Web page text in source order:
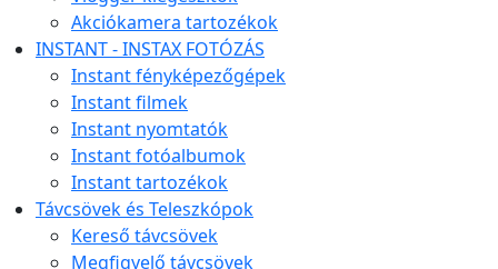
Akciókamera tartozékok
INSTANT - INSTAX FOTÓZÁS
Instant fényképezőgépek
Instant filmek
Instant nyomtatók
Instant fotóalbumok
Instant tartozékok
Távcsövek és Teleszkópok
Kereső távcsövek
Megfigyelő távcsövek